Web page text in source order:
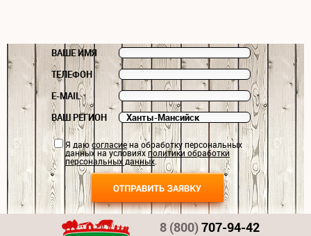
ВАШЕ ИМЯ
ТЕЛЕФОН
E-MAIL
ВАШ РЕГИОН
Я даюсогласиена обработку персональных
данных на условияхполитики обработки
персональных данных.
8 (800)707-94-42